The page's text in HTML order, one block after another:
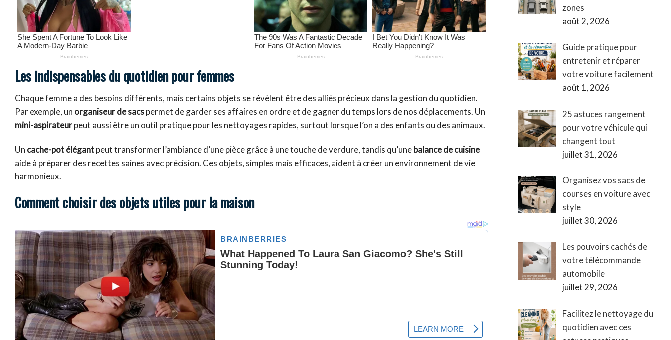
Les indispensables du quotidien pour femmes
Chaque femme a des besoins différents, mais certains objets se révèlent être des alliés précieux dans la gestion du quotidien.
Par exemple, un organiseur de sacspermet de garder ses affaires en ordre et de gagner du temps lors de nos déplacements. Un
mini-aspirateurpeut aussi être un outil pratique pour les nettoyages rapides, surtout lorsque l’on a des enfants ou des animaux.
Un cache-pot élégantpeut transformer l’ambiance d’une pièce grâce à une touche de verdure, tandis qu’unebalance de cuisine
aide à préparer des recettes saines avec précision. Ces objets, simples mais efficaces, aident à créer un environnement de vie
harmonieux.
Comment choisir des objets utiles pour la maison
zones
août 2, 2026
Guide pratique pour
entretenir et réparer
votre voiture facilement
août 1, 2026
25 astuces rangement
pour votre véhicule qui
changent tout
juillet 31, 2026
Organisez vos sacs de
courses en voiture avec
style
juillet 30, 2026
Les pouvoirs cachés de
votre télécommande
automobile
juillet 29, 2026
Facilitez le nettoyage du
quotidien avec ces